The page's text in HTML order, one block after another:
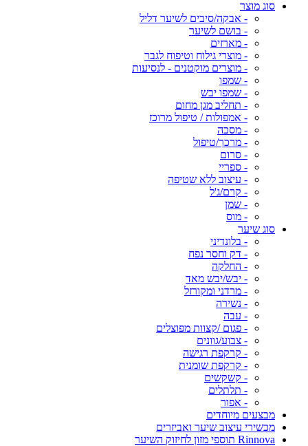
סוג מוצר
- אבקה/סיבים לשיער דליל
- בושם לשיער
- מארזים
- מוצרי גילוח וטיפוח לגבר
- מוצרים מוקטנים - לנסיעות
- שמפו
- שמפו יבש
- תחליב מגן מחום
- אמפולות / טיפול מרוכז
- מסכה
- מרכך/טיפול
- סרום
- ספריי
- עיצוב ללא שטיפה
- קרם/ג'ל
- שמן
- מוס
סוג שיער
- בלונדיני
- דק וחסר נפח
- החלקה
- יבש/יבש מאד
- מרדני ומקורזל
- נשירה
- עבה
- פגום /קצוות מפוצלים
- צבוע/גוונים
- קרקפת רגישה
- קרקפת שומנית
- קשקשים
- תלתלים
- אפור
מבצעים מיוחדים
מכשירי עיצוב שיער ואביזרים
Rinnova תוספי מזון לחיזוק השיער